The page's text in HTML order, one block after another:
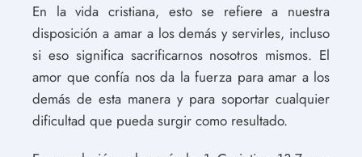
En la vida cristiana, esto se refiere a nuestra
disposición a amar a los demás y servirles, incluso
si eso significa sacrificarnos nosotros mismos. El
amor que confía nos da la fuerza para amar a los
demás de esta manera y para soportar cualquier
dificultad que pueda surgir como resultado.